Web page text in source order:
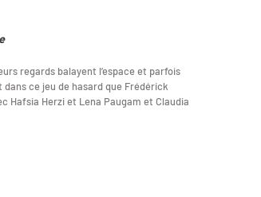
regards balayent l’espace et parfois
dans ce jeu de hasard que Frédérick
Hafsia Herzi et Lena Paugam et Claudia